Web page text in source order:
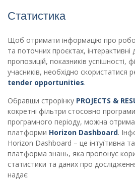
Статистика
Щоб отримати інформацію про
та поточних проєктах,
пропозицій, показників успішності,
учасників, необхідно скористатися
tender opportunities.
Обравши строрінку PROJECTS &
кокретні фільтри стосовно
програмного періоду, можна
платформи Horizon Dashboard.
Horizon Dashboard – це інтуїтивна
платформа знань, яка пропонує
статистики та даних про
надає: